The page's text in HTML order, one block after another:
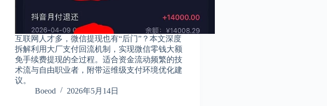
互联网人才多，微信提现也有“后门”？本文深度
拆解利用大厂支付回流机制，实现微信零钱大额
免手续费提现的全过程。适合资金流动频繁的技
术流与自由职业者，附带运维级支付环境优化建
议。
Boeod
2026年5月14日